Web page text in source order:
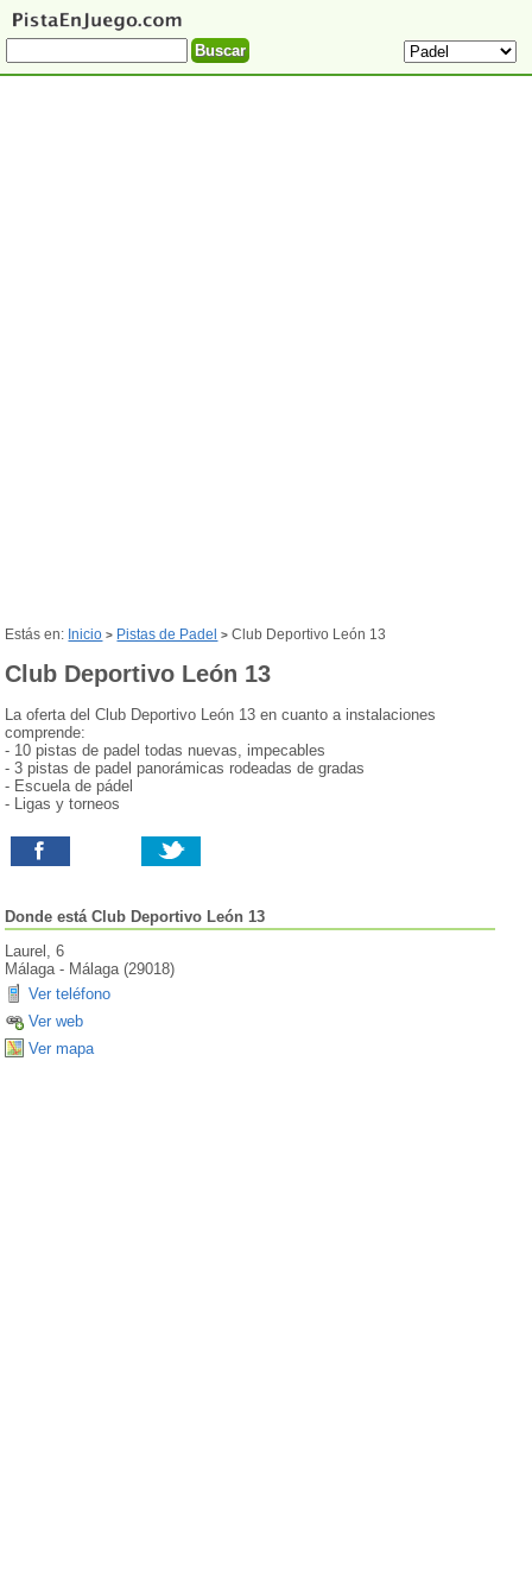
Estás en: Inicio > Pistas de Padel >Club Deportivo León 13
Club Deportivo León 13
La oferta del Club Deportivo León 13 en cuanto a instalaciones
comprende:
- 10 pistas de padel todas nuevas, impecables
- 3 pistas de padel panorámicas rodeadas de gradas
- Escuela de pádel
- Ligas y torneos
Donde estáClub Deportivo León 13
Laurel, 6
Málaga- Málaga(29018)
Ver teléfono
Ver web
Ver mapa